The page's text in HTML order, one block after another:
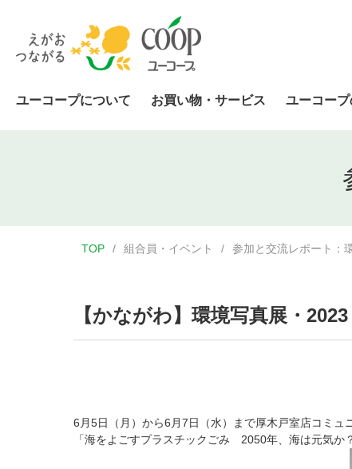
ユーコープについて お買い物・サービス ユーコー
TOP 組合員・イベント 参加と交流レポート：
【かながわ】環境写真展・
6月5日（月）から6月7日（水）まで厚木戸室店コミ
「海をよごすプラスチックごみ 2050年、海は元気か